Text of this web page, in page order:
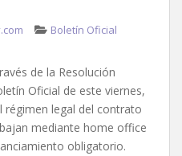
Boletín Oficial
de la Resolución
Oficial de este viernes,
régimen legal del contrato
mediante home office
obligatorio.